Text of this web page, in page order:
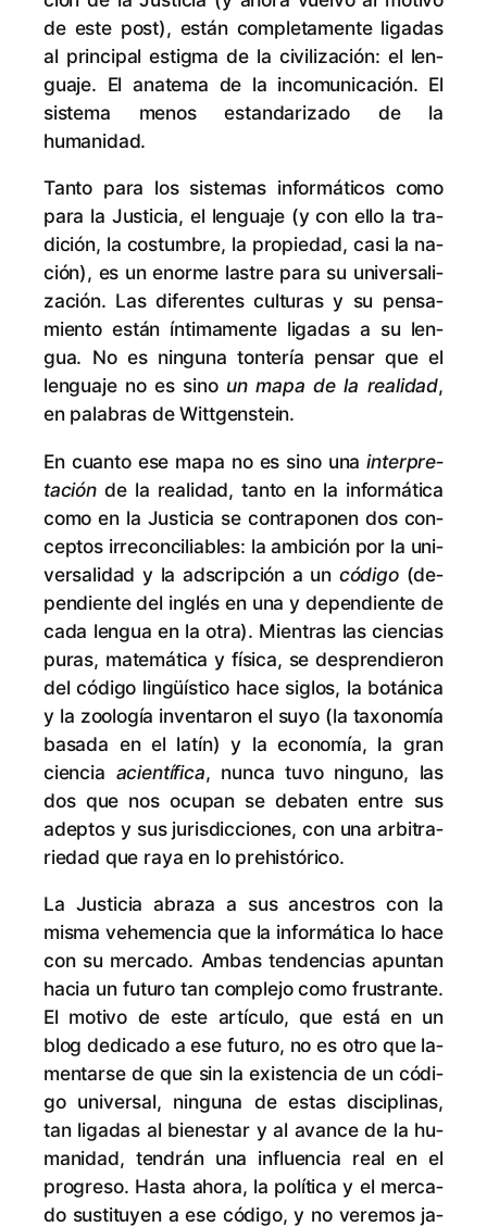
de es­te post), es­tán com­ple­ta­men­te li­ga­das
al prin­ci­pal es­tig­ma de la ci­vi­li­za­ción: el len­
gua­je. El ana­te­ma de la in­co­mu­ni­ca­ción. El
sis­te­ma me­nos es­tan­da­ri­za­do de la
humanidad.
Tan­to pa­ra los sis­te­mas in­for­má­ti­cos co­mo
pa­ra la Jus­ti­cia, el len­gua­je (y con ello la tra­
di­ción, la cos­tum­bre, la pro­pie­dad, ca­si la na­
ción), es un enor­me las­tre pa­ra su uni­ver­sa­li­
za­ción. Las di­fe­ren­tes cul­tu­ras y su pen­sa­
mien­to es­tán ín­ti­ma­men­te li­ga­das a su len­
gua. No es nin­gu­na ton­te­ría pen­sar que el
len­gua­je no es sino un ma­pa de la reali­dad,
en pa­la­bras de Wittgenstein.
En cuan­to ese ma­pa no es sino unain­ter­pre­
ta­ciónde la reali­dad, tan­to en la in­for­má­ti­ca
co­mo en la Jus­ti­cia se con­tra­po­nen dos con­
cep­tos irre­con­ci­lia­bles: la am­bi­ción por la uni­
ver­sa­li­dad y la ads­crip­ción a un có­di­go(de­
pen­dien­te del in­glés en una y de­pen­dien­te de
ca­da len­gua en la otra). Mien­tras las cien­cias
pu­ras, ma­te­má­ti­ca y fí­si­ca, se des­pren­die­ron
del có­di­go lin­güís­ti­co ha­ce si­glos, la bo­tá­ni­ca
y la zoo­lo­gía in­ven­ta­ron el su­yo (la ta­xo­no­mía
ba­sa­da en el la­tín) y la eco­no­mía, la gran
cien­cia acien­tí­fi­ca, nun­ca tu­vo nin­guno, las
dos que nos ocu­pan se de­ba­ten en­tre sus
adep­tos y sus ju­ris­dic­cio­nes, con una ar­bi­tra­
rie­dad que ra­ya en lo prehistórico.
La Jus­ti­cia abra­za a sus an­ces­tros con la
mis­ma vehe­men­cia que la in­for­má­ti­ca lo ha­ce
con su mer­ca­do. Am­bas ten­den­cias apun­tan
ha­cia un fu­tu­ro tan com­ple­jo co­mo frus­tran­te.
El mo­ti­vo de es­te ar­tícu­lo, que es­tá en un
blog de­di­ca­do a ese fu­tu­ro, no es otro que la­
men­tar­se de que sin la exis­ten­cia de un có­di­
go uni­ver­sal, nin­gu­na de es­tas dis­ci­pli­nas,
tan li­ga­das al bien­es­tar y al avan­ce de la hu­
ma­ni­dad, ten­drán una in­fluen­cia real en el
pro­gre­so. Has­ta aho­ra, la po­lí­ti­ca y el mer­ca­
do sus­ti­tu­yen a ese có­di­go, y no ve­re­mos ja­